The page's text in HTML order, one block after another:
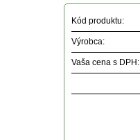
Kód produktu:
Výrobca:
Vaša cena s DPH: